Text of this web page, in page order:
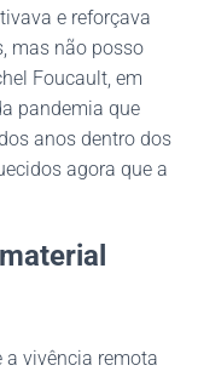
e reforçava
mas não posso
Foucault, em
pandemia que
anos dentro dos
agora que a
a vivência remota